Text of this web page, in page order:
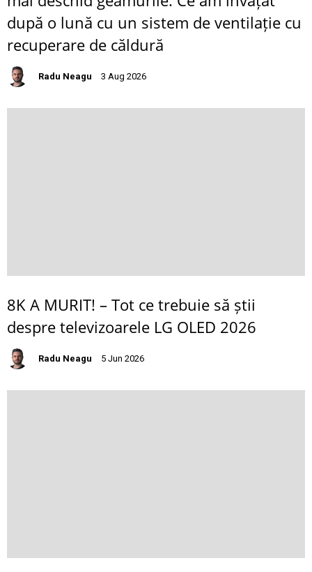
după o lună cu un sistem de ventilație cu
recuperare de căldură
Radu Neagu 3 Aug 2026
8K A MURIT! – Tot ce trebuie să știi
despre televizoarele LG OLED 2026
Radu Neagu 5 Jun 2026